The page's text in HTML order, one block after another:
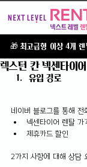
🎁 최고급형 이상 4개
렉스턴 칸 넥센타이
유입 경로
네이버 블로그를 통해
넥센타이어 렌탈 가
제휴카드 할인
2가지 사항에 대해 상담